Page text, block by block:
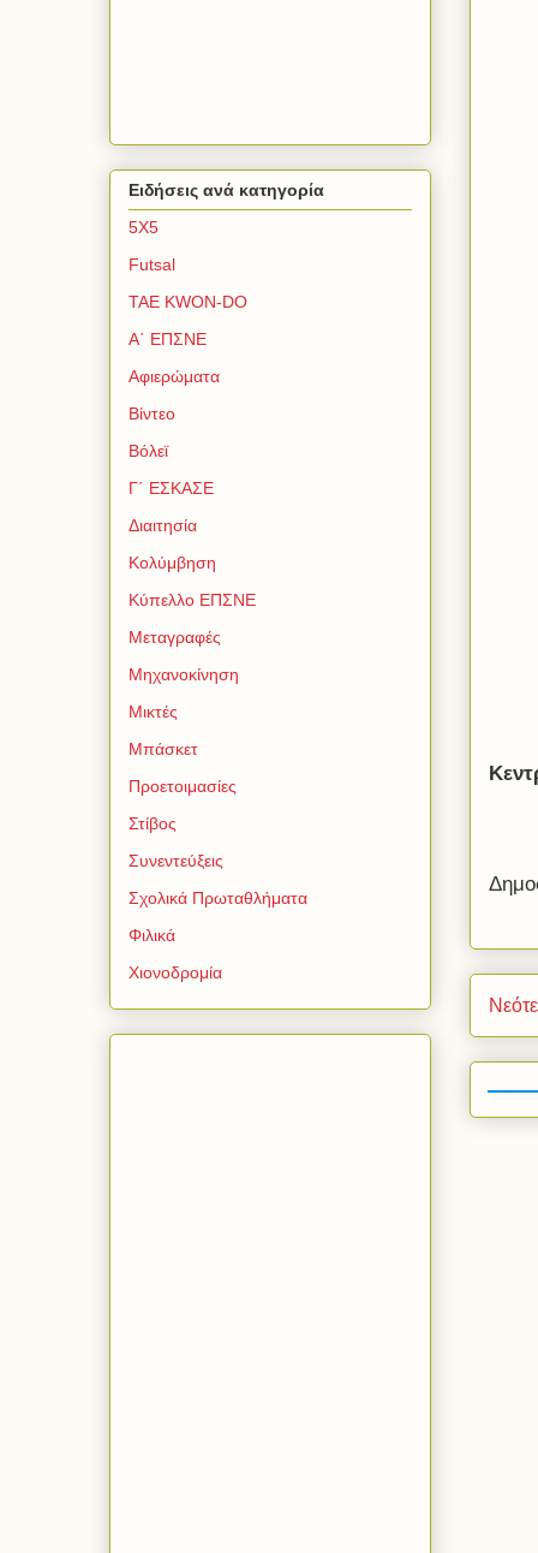
Ειδήσεις ανά κατηγορία
5Χ5
Futsal
TAE KWON-DO
Α΄ ΕΠΣΝΕ
Αφιερώματα
Βίντεο
Βόλεϊ
Γ΄ ΕΣΚΑΣΕ
Διαιτησία
Κολύμβηση
Κύπελλο ΕΠΣΝΕ
Μεταγραφές
Μηχανοκίνηση
Μικτές
Μπάσκετ
Προετοιμασίες
Στίβος
Συνεντεύξεις
Σχολικά Πρωταθλήματα
Φιλικά
Χιονοδρομία